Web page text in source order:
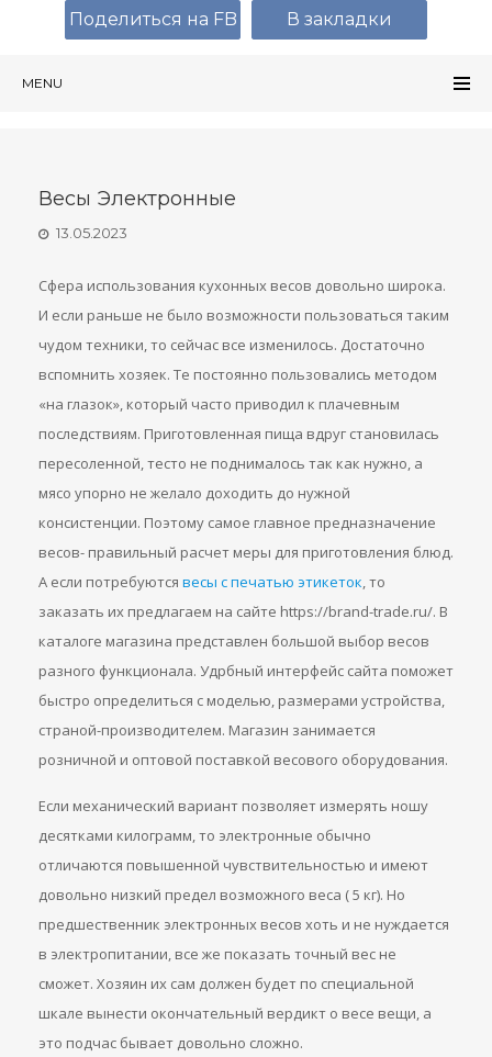
MENU
Весы Электронные
13.05.2023
Сфера использования кухонных весов довольно широка.
И если раньше не было возможности пользоваться таким
чудом техники, то сейчас все изменилось. Достаточно
вспомнить хозяек. Те постоянно пользовались методом
«на глазок», который часто приводил к плачевным
последствиям. Приготовленная пища вдруг становилась
пересоленной, тесто не поднималось так как нужно, а
мясо упорно не желало доходить до нужной
консистенции. Поэтому самое главное предназначение
весов- правильный расчет меры для приготовления блюд.
А если потребуются весы с печатью этикеток, то
заказать их предлагаем на сайте https://brand-trade.ru/. В
каталоге магазина представлен большой выбор весов
разного функционала. Удрбный интерфейс сайта поможет
быстро определиться с моделью, размерами устройства,
страной-производителем. Магазин занимается
розничной и оптовой поставкой весового оборудования.
Если механический вариант позволяет измерять ношу
десятками килограмм, то электронные обычно
отличаются повышенной чувствительностью и имеют
довольно низкий предел возможного веса ( 5 кг). Но
предшественник электронных весов хоть и не нуждается
в электропитании, все же показать точный вес не
сможет. Хозяин их сам должен будет по специальной
шкале вынести окончательный вердикт о весе вещи, а
это подчас бывает довольно сложно.
Поделиться на FB В закладки